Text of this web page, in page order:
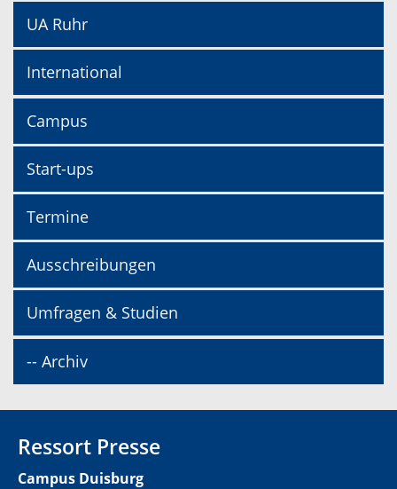
UA Ruhr
International
Campus
Start-ups
Termine
Ausschreibungen
Umfragen & Studien
-- Archiv
Ressort Presse
Campus Duisburg